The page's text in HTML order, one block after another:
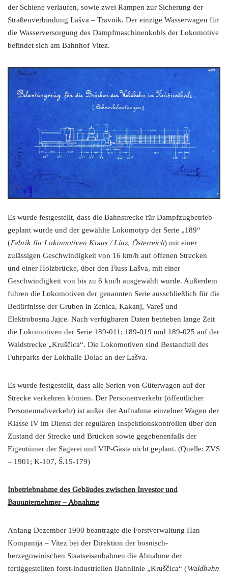
der Schiene verlaufen, sowie zwei Rampen zur Sicherung der
Straßenverbindung Lašva – Travnik. Der einzige Wasserwagen für
die Wasserversorgung des Dampfmaschinenkohls der Lokomotive
befindet sich am Bahnhof Vitez.
Es wurde festgestellt, dass die Bahnstrecke für Dampfzugbetrieb
geplant wurde und der gewählte Lokomotyp der Serie „189“
(Fabrik für Lokomotiven Kraus / Linz, Österreich) mit einer
zulässigen Geschwindigkeit von 16 km/h auf offenen Strecken
und einer Holzbrücke, über den Fluss Lašva, mit einer
Geschwindigkeit von bis zu 6 km/h ausgewählt wurde. Außerdem
fuhren die Lokomotiven der genannten Serie ausschließlich für die
Bedürfnisse der Gruben in Zenica, Kakanj, Vareš und
Elektrobosna Jajce. Nach verfügbaren Daten betrieben lange Zeit
die Lokomotiven der Serie 189-011; 189-019 und 189-025 auf der
Waldstrecke „Kruščica“. Die Lokomotiven sind Bestandteil des
Fuhrparks der Lokhalle Dolac an der Lašva.
Es wurde festgestellt, dass alle Serien von Güterwagen auf der
Strecke verkehren können. Der Personenverkehr (öffentlicher
Personennahverkehr) ist außer der Aufnahme einzelner Wagen der
Klasse IV im Dienst der regulären Inspektionskontrollen über den
Zustand der Strecke und Brücken sowie gegebenenfalls der
Eigentümer der Sägerei und VIP-Gäste nicht geplant. (Quelle: ZVS
– 1901; K-107, Š.15-179)
Inbetriebnahme des Gebäudes zwischen Investor und
Bauunternehmer – Abnahme
Anfang Dezember 1900 beantragte die Forstverwaltung Han
Kompanija – Vitez bei der Direktion der bosnisch-
herzegowinischen Staatseisenbahnen die Abnahme der
fertiggestellten forst-industriellen Bahnlinie „Kruščica“ (Waldbahn